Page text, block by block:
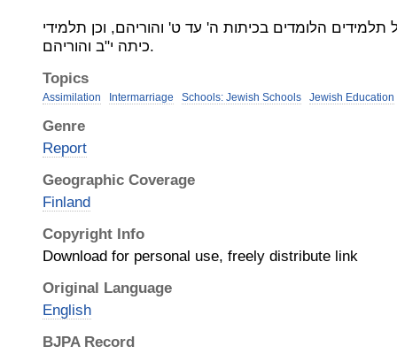
תלמידים הלומדים בכיתות ה' עד ט' והוריהם, וכן תלמידי
כיתה י"ב והוריהם.
Topics
Assimilation Intermarriage Schools: Jewish Schools Jewish Education
Genre
Report
Geographic Coverage
Finland
Copyright Info
Download for personal use, freely distribute link
Original Language
English
BJPA Record